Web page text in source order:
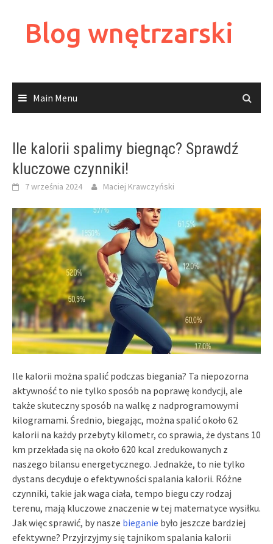
contentBlog wnętrzarski
Main Menu
Ile kalorii spalimy biegnąc? Sprawdź
kluczowe czynniki!
7 września 2024 Maciej Krawczyński
Ile kalorii można spalić podczas biegania? Ta niepozorna
aktywność to nie tylko sposób na poprawę kondycji, ale
także skuteczny sposób na walkę z nadprogramowymi
kilogramami. Średnio, biegając, można spalić około 62
kalorii na każdy przebyty kilometr, co sprawia, że dystans 10
km przekłada się na około 620 kcal zredukowanych z
naszego bilansu energetycznego. Jednakże, to nie tylko
dystans decyduje o efektywności spalania kalorii. Różne
czynniki, takie jak waga ciała, tempo biegu czy rodzaj
terenu, mają kluczowe znaczenie w tej matematyce wysiłku.
Jak więc sprawić, by nasze bieganie było jeszcze bardziej
efektywne? Przyjrzyjmy się tajnikom spalania kalorii